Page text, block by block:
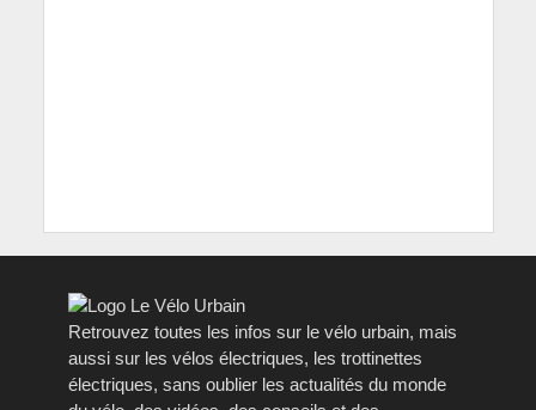
Retrouvez toutes les infos sur le vélo urbain, mais
aussi sur les vélos électriques, les trottinettes
électriques, sans oublier les actualités du monde